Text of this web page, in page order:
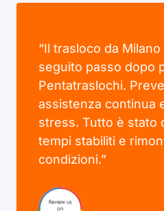
“Il trasloco da
seguito passo dopo
Pentatraslochi.
assistenza continua
stress. Tutto è stato
tempi stabiliti e
condizioni.”